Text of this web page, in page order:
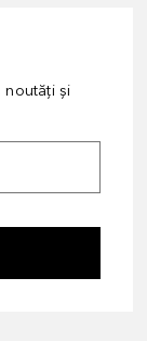
noutăți și